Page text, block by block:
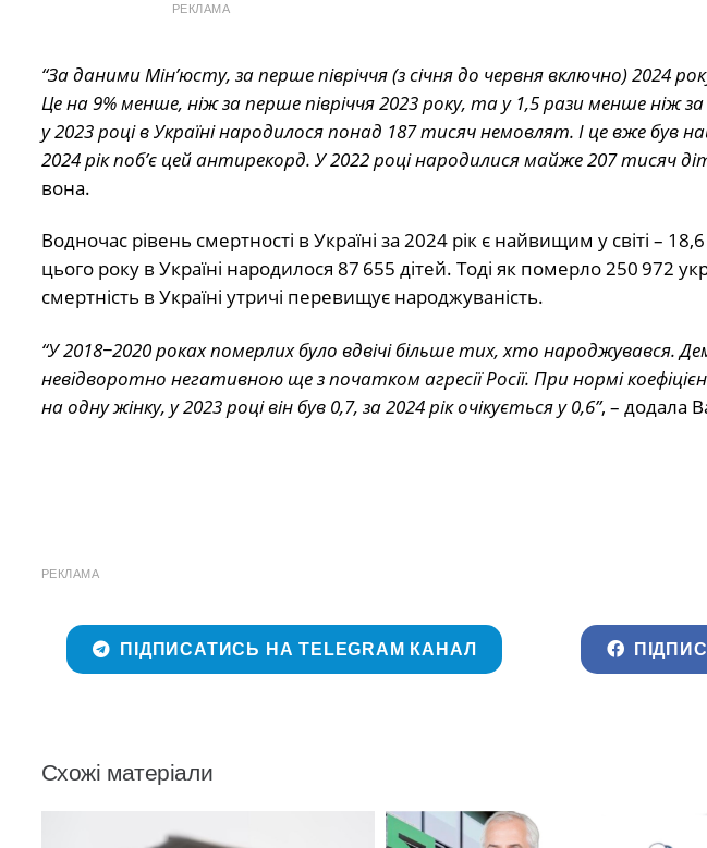
РЕКЛАМА
“За даними Мінʼюсту, за перше півріччя (з січня до червня включно) 2024
Це на 9% менше, ніж за перше півріччя 2023 року, та у 1,5 рази менше ніж
у 2023 році в Україні народилося понад 187 тисяч немовлят. І це вже був
2024 рік поб’є цей антирекорд. У 2022 році народилися майже 207 тисяч
вона.
Водночас рівень смертності в Україні за 2024 рік є найвищим у світі –
цього року в Україні народилося 87 655 дітей. Тоді як померло 250 972
смертність в Україні утричі перевищує народжуваність.
“У 2018−2020 роках померлих було вдвічі більше тих, хто народжувався.
невідворотно негативною ще з початком агресії Росії. При нормі
на одну жінку, у 2023 році він був 0,7, за 2024 рік очікується у 0,6”, – додала
РЕКЛАМА
ПІДПИСАТИСЬ НА TELEGRAM КАНАЛ
Схожі матеріали